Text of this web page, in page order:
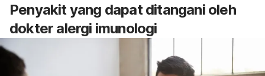
Penyakit yang dapat ditangani oleh
dokter alergi imunologi